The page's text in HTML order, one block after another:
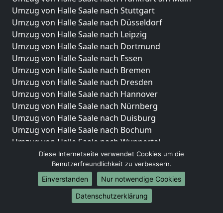
Umzug von Halle Saale nach Stuttgart
Umzug von Halle Saale nach Düsseldorf
Umzug von Halle Saale nach Leipzig
Umzug von Halle Saale nach Dortmund
Umzug von Halle Saale nach Essen
Umzug von Halle Saale nach Bremen
Umzug von Halle Saale nach Dresden
Umzug von Halle Saale nach Hannover
Umzug von Halle Saale nach Nürnberg
Umzug von Halle Saale nach Duisburg
Umzug von Halle Saale nach Bochum
Umzug von Halle Saale nach Wuppertal
Umzug von Halle Saale nach Bielefeld
Umzug von Halle Saale nach Bonn
Umzug von Halle Saale nach Münster
Internationale-Umzüge
Diese Internetseite verwendet Cookies um die
Benutzerfreundlichkeit zu verbessern.
Einverstanden
Nur notwendige Cookies
Datenschutzerklärung